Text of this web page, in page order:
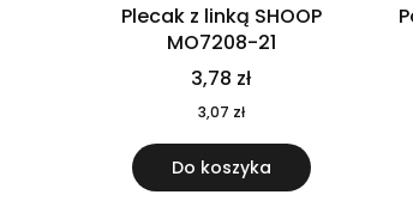
Plecak z linką SHOOP
MO7208-21
3,78 zł
3,07 zł
Do koszyka